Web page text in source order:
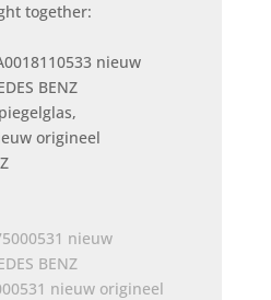
together:
origineel
nieuw origineel